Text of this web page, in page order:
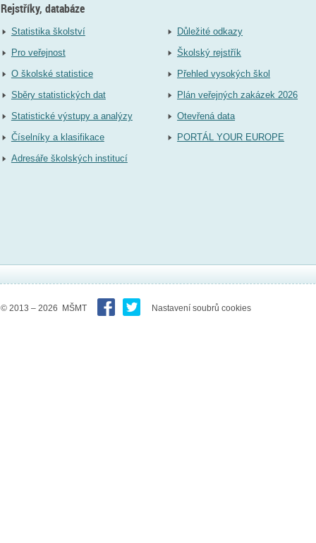
Rejstříky, databáze
Statistika školství
Pro veřejnost
O školské statistice
Sběry statistických dat
Statistické výstupy a analýzy
Číselníky a klasifikace
Adresáře školských institucí
Důležité odkazy
Školský rejstřík
Přehled vysokých škol
Plán veřejných zakázek 2026
Otevřená data
PORTÁL YOUR EUROPE
© 2013 – 2026 MŠMT Nastavení soubrů cookies